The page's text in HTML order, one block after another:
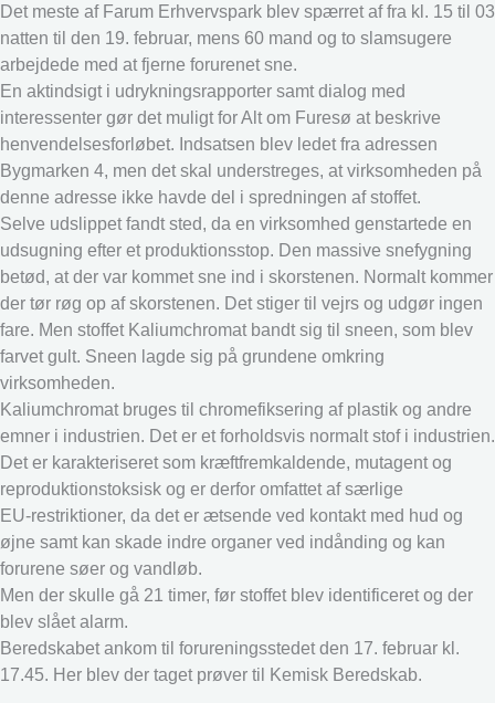
Det meste af Farum Erhvervspark blev spærret af fra kl. 15 til 03
natten til den 19. februar, mens 60 mand og to slamsugere
arbejdede med at fjerne forurenet sne.
En aktindsigt i udrykningsrapporter samt dialog med
interessenter gør det muligt for Alt om Furesø at beskrive
henvendelsesforløbet. Indsatsen blev ledet fra adressen
Bygmarken 4, men det skal understreges, at virksomheden på
denne adresse ikke havde del i spredningen af stoffet.
Selve udslippet fandt sted, da en virksomhed genstartede en
udsugning efter et produktionsstop. Den massive snefygning
betød, at der var kommet sne ind i skorstenen. Normalt kommer
der tør røg op af skorstenen. Det stiger til vejrs og udgør ingen
fare. Men stoffet Kaliumchromat bandt sig til sneen, som blev
farvet gult. Sneen lagde sig på grundene omkring
virksomheden.
Kaliumchromat bruges til chromefiksering af plastik og andre
emner i industrien. Det er et forholdsvis normalt stof i industrien.
Det er karakteriseret som kræftfremkaldende, mutagent og
reproduktionstoksisk og er derfor omfattet af særlige
EU‑restriktioner, da det er ætsende ved kontakt med hud og
øjne samt kan skade indre organer ved indånding og kan
forurene søer og vandløb.
Men der skulle gå 21 timer, før stoffet blev identificeret og der
blev slået alarm.
Beredskabet ankom til forureningsstedet den 17. februar kl.
17.45. Her blev der taget prøver til Kemisk Beredskab.